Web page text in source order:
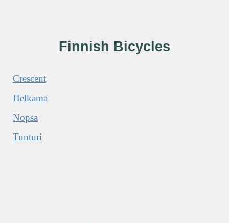
Finnish Bicycles
Crescent
Helkama
Nopsa
Tunturi